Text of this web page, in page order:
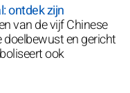
ontdek zijn
van de vijf Chinese
en gericht
ook